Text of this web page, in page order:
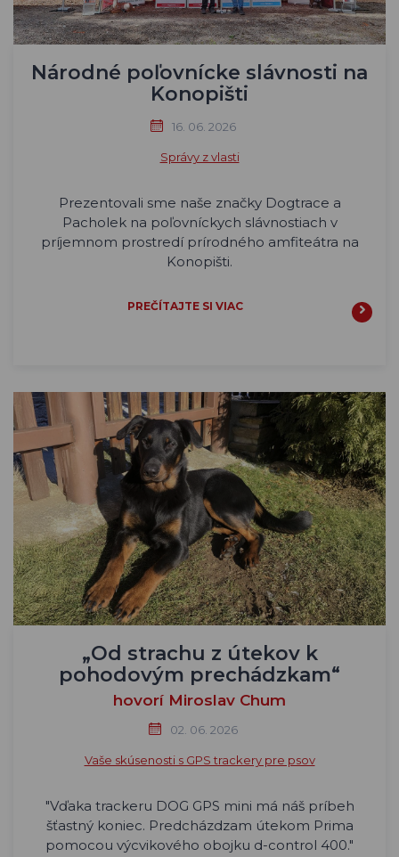
Národné poľovnícke slávnosti na
Konopišti
16. 06. 2026
Správy z vlasti
Prezentovali sme naše značky Dogtrace a
Pacholek na poľovníckych slávnostiach v
príjemnom prostredí prírodného amfiteátra na
Konopišti.
PREČÍTAJTE SI VIAC
„Od strachu z útekov k
pohodovým prechádzkam“
hovorí Miroslav Chum
02. 06. 2026
Vaše skúsenosti s GPS trackery pre psov
"Vďaka trackeru DOG GPS mini má náš príbeh
šťastný koniec. Predcházdzam útekom Prima
pomocou výcvikového obojku d-control 400."